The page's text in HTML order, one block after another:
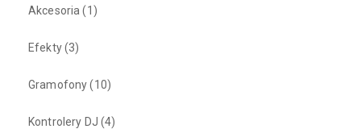
Akcesoria (1)
Efekty(3)
Gramofony(10)
Kontrolery DJ (4)